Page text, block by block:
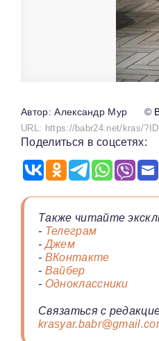
Александр Мур ©
URL: https://babr24.net/kras/
Поделиться в соцсетях:
Также читайте
- Телеграм
-Джем
- ВКонтакте
- Вайбер
- Одноклассники
Связаться с